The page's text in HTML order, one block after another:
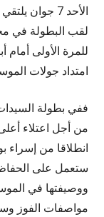
الأحد 7 جوان
لقب البطولة في
للمرة الأولى أمام
امتداد جولات
ففي بطولة
من أجل اعتلاء
انطلاقا من إسراء
ستعمل على
ووصيفتها في
مواصفات الفوز